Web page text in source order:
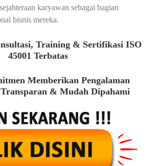
karyawan sebagai bagian
bisnis mereka.
Training & Sertifikasi ISO
45001 Terbatas
Memberikan Pengalaman
& Mudah Dipahami